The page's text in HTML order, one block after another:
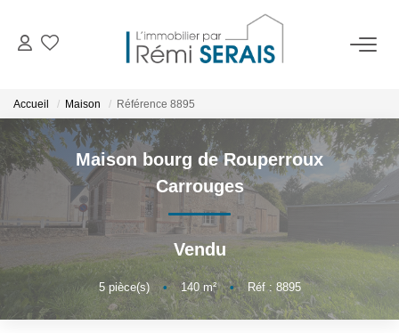
LOUER
VENDRE
BIENS VENDUS
ADMINISTRATION DE BIENS
Accueil Maison Référence 8895
Maison bourg de Rouperroux
Carrouges
Vendu
5pièce(s) • 140m² • Réf : 8895